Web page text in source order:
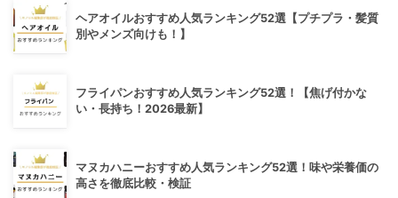
ヘアオイルおすすめ人気ランキング52選【プチプラ・髪質
別やメンズ向けも！】
フライパンおすすめ人気ランキング52選！【焦げ付かな
い・長持ち！2026最新】
マヌカハニーおすすめ人気ランキング52選！味や栄養価の
高さを徹底比較・検証